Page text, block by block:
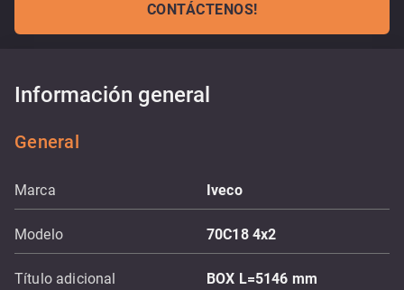
CONTÁCTENOS!
Información general
General
Marca Iveco
Modelo 70C18 4x2
Título adicional BOX L=5146 mm